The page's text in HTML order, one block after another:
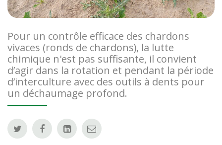
Pour un contrôle efficace des chardons
vivaces (ronds de chardons), la lutte
chimique n'est pas suffisante, il convient
d’agir dans la rotation et pendant la période
d’interculture avec des outils à dents pour
un déchaumage profond.